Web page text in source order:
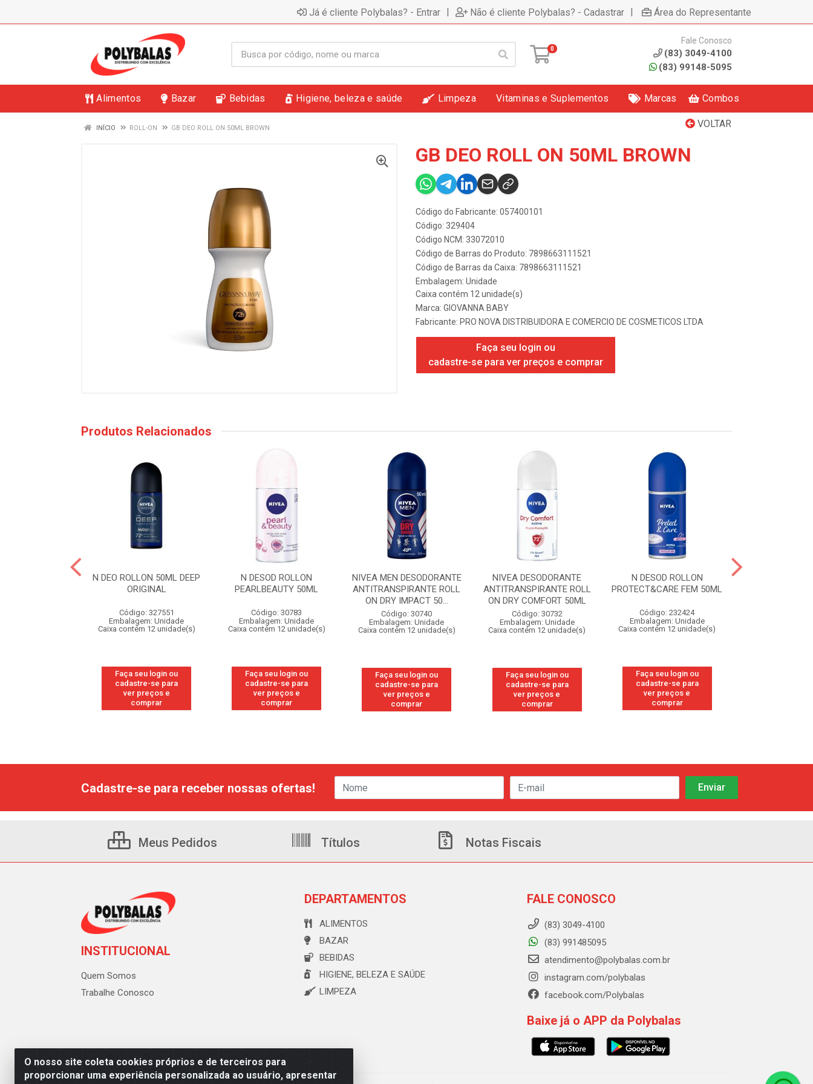
Já é cliente Polybalas? - Entrar | Não é cliente Polybalas? - Cadastrar | Área do Representante
0
Fale Conosco
(83) 3049-4100
(83) 99148-5095
Alimentos Bazar Bebidas Higiene, beleza e saúde Limpeza Vitaminas e Suplementos Marcas Combos
VOLTAR
INÍCIO ROLL-ON GB DEO ROLL ON 50ML BROWN
GB DEO ROLL ON 50ML BROWN
Código do Fabricante: 057400101
Código: 329404
Código NCM: 33072010
Código de Barras do Produto: 7898663111521
Código de Barras da Caixa: 7898663111521
Embalagem: Unidade
Caixa contém 12 unidade(s)
Marca: GIOVANNA BABY
Fabricante: PRO NOVA DISTRIBUIDORA E COMERCIO DE COSMETICOS LTDA
Faça seu login ou
cadastre-se para ver preços e comprar
Produtos Relacionados
N DEO ROLLON 50ML DEEP
ORIGINAL
Código: 327551
Embalagem: Unidade
Caixa contém 12 unidade(s)
Faça seu login ou
cadastre-se para
ver preços e
comprar
N DESOD ROLLON
PEARLBEAUTY 50ML
Código: 30783
Embalagem: Unidade
Caixa contém 12 unidade(s)
Faça seu login ou
cadastre-se para
ver preços e
comprar
NIVEA MEN DESODORANTE
ANTITRANSPIRANTE ROLL
ON DRY IMPACT 50...
Código: 30740
Embalagem: Unidade
Caixa contém 12 unidade(s)
Faça seu login ou
cadastre-se para
ver preços e
comprar
NIVEA DESODORANTE
ANTITRANSPIRANTE ROLL
ON DRY COMFORT 50ML
Código: 30732
Embalagem: Unidade
Caixa contém 12 unidade(s)
Faça seu login ou
cadastre-se para
ver preços e
comprar
N DESOD ROLLON
PROTECT&CARE FEM 50ML
Código: 232424
Embalagem: Unidade
Caixa contém 12 unidade(s)
Faça seu login ou
cadastre-se para
ver preços e
comprar
O nosso site coleta cookies próprios e de terceiros para
proporcionar uma experiência personalizada ao usuário, apresentar
Cadastre-se para receber nossas ofertas!
Meus Pedidos Títulos Notas Fiscais
INSTITUCIONAL
Quem Somos
Trabalhe Conosco
DEPARTAMENTOS
ALIMENTOS
BAZAR
BEBIDAS
HIGIENE, BELEZA E SAÚDE
LIMPEZA
FALE CONOSCO
(83) 3049-4100
(83) 991485095
atendimento@polybalas.com.br
instagram.com/polybalas
facebook.com/Polybalas
Baixe já o APP da Polybalas